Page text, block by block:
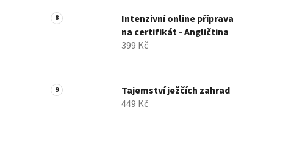
Intenzivní online příprava
na certifikát - Angličtina
399 Kč
Tajemství ježčích zahrad
449 Kč